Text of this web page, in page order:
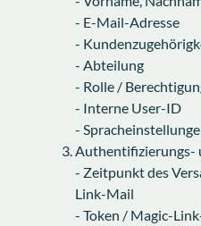
- E-Mail-Adresse
-
- Abteilung
- Rolle /
- Interne User-ID
-
Authentifizierungs-
- Zeitpunkt des
Link-Mail
- Token / Magic-